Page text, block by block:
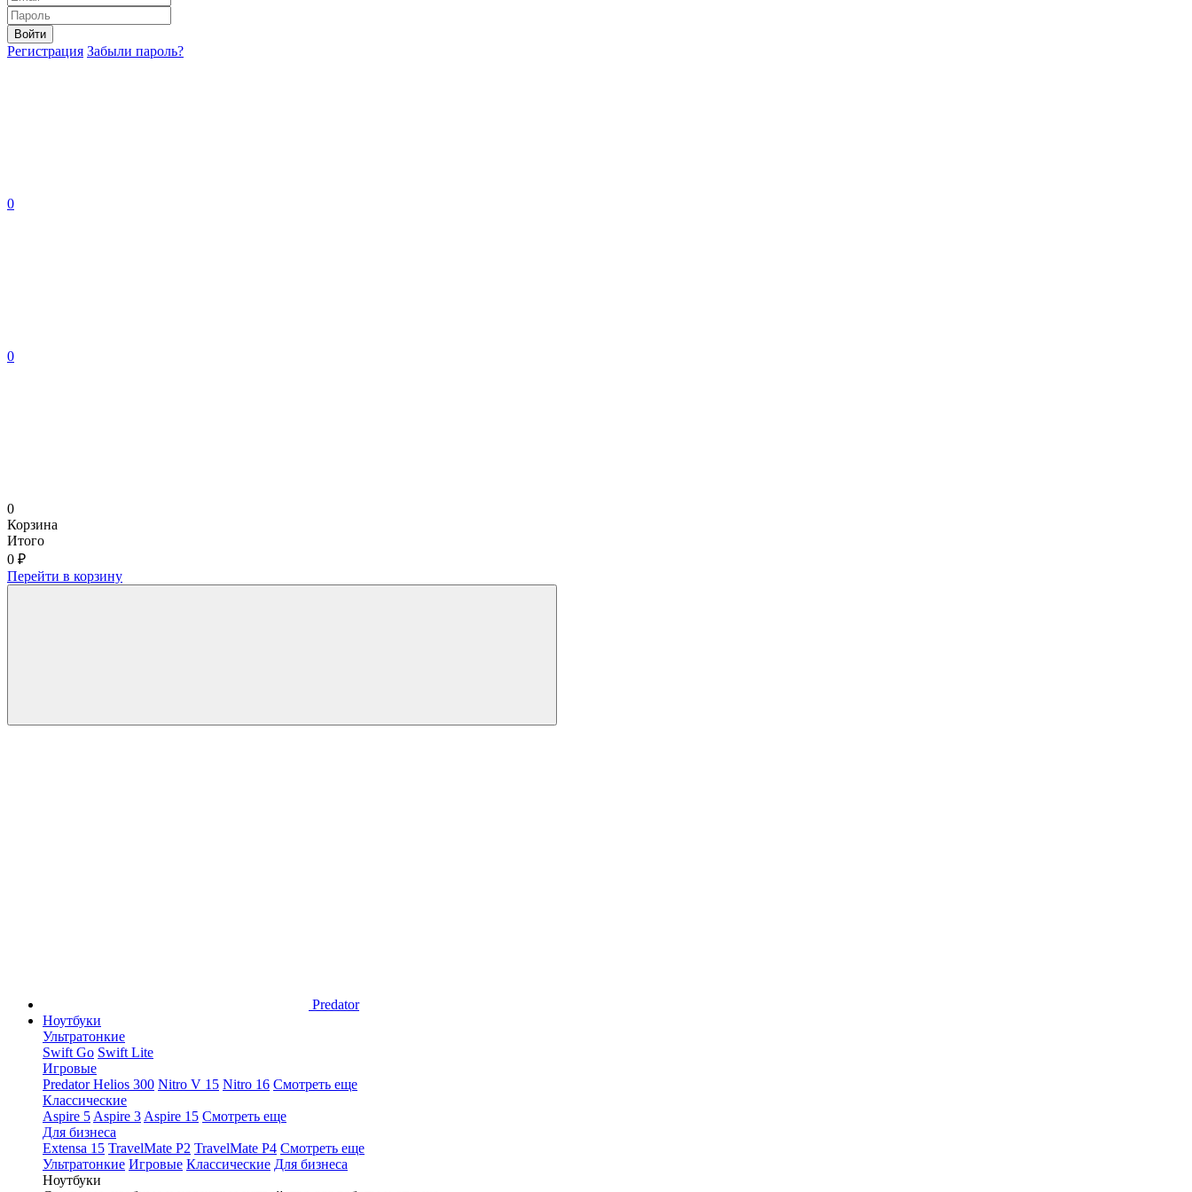
Войти
Регистрация Забыли пароль?
0
0
0
Корзина
Итого
0 ₽
Перейти в корзину
Predator
Ноутбуки
Ультратонкие
Swift Go Swift Lite
Игровые
Predator Helios 300 Nitro V 15 Nitro 16 Смотреть еще
Классические
Aspire 5 Aspire 3 Aspire 15 Смотреть еще
Для бизнеса
Extensa 15 TravelMate P2 TravelMate P4 Смотреть еще
Ультратонкие Игровые Классические Для бизнеса
Ноутбуки